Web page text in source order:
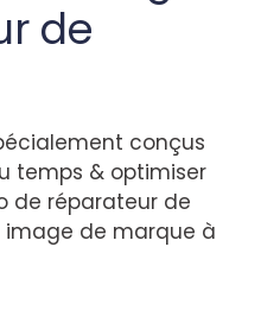
de
conçus
temps & optimiser
de réparateur de
image de marque à